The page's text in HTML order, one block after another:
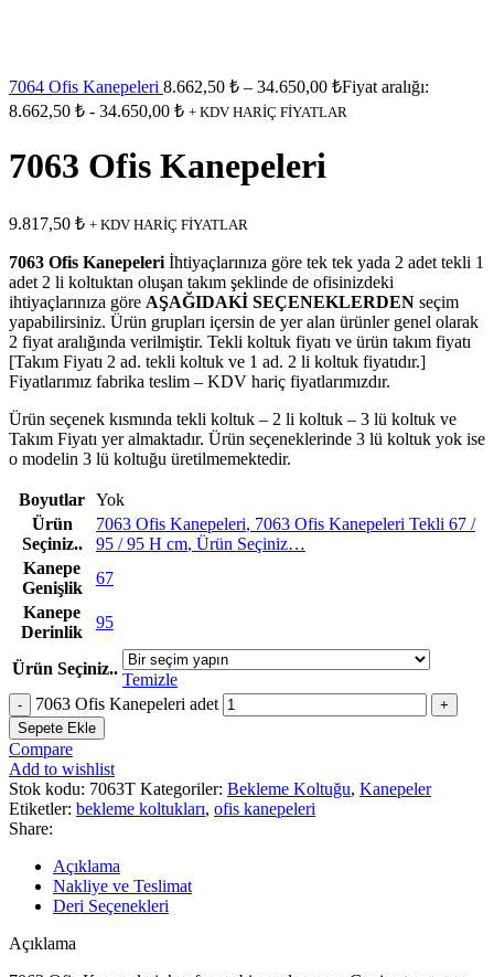
7064 Ofis Kanepeleri 8.662,50 ₺ – 34.650,00 ₺Fiyat aralığı:
8.662,50 ₺ - 34.650,00 ₺ + KDV HARİÇ FİYATLAR
7063 Ofis Kanepeleri
9.817,50 ₺ + KDV HARİÇ FİYATLAR
7063 Ofis Kanepeleri İhtiyaçlarınıza göre tek tek yada 2 adet tekli 1
adet 2 li koltuktan oluşan takım şeklinde de ofisinizdeki
ihtiyaçlarınıza göre AŞAĞIDAKİ SEÇENEKLERDEN seçim
yapabilirsiniz. Ürün grupları içersin de yer alan ürünler genel olarak
2 fiyat aralığında verilmiştir. Tekli koltuk fiyatı ve ürün takım fiyatı
[Takım Fiyatı 2 ad. tekli koltuk ve 1 ad. 2 li koltuk fiyatıdır.]
Fiyatlarımız fabrika teslim – KDV hariç fiyatlarımızdır.
Ürün seçenek kısmında tekli koltuk – 2 li koltuk – 3 lü koltuk ve
Takım Fiyatı yer almaktadır. Ürün seçeneklerinde 3 lü koltuk yok ise
o modelin 3 lü koltuğu üretilmemektedir.
Boyutlar Yok
Ürün
Seçiniz..
7063 Ofis Kanepeleri, 7063 Ofis Kanepeleri Tekli 67 /
95 / 95 H cm, Ürün Seçiniz…
Kanepe
Genişlik
67
Kanepe
Derinlik
95
Ürün Seçiniz..
Temizle
7063 Ofis Kanepeleri adet
Sepete Ekle
Compare
Add to wishlist
Stok kodu: 7063T Kategoriler: Bekleme Koltuğu, Kanepeler
Etiketler: bekleme koltukları, ofis kanepeleri
Share:
Açıklama
Nakliye ve Teslimat
Deri Seçenekleri
Açıklama